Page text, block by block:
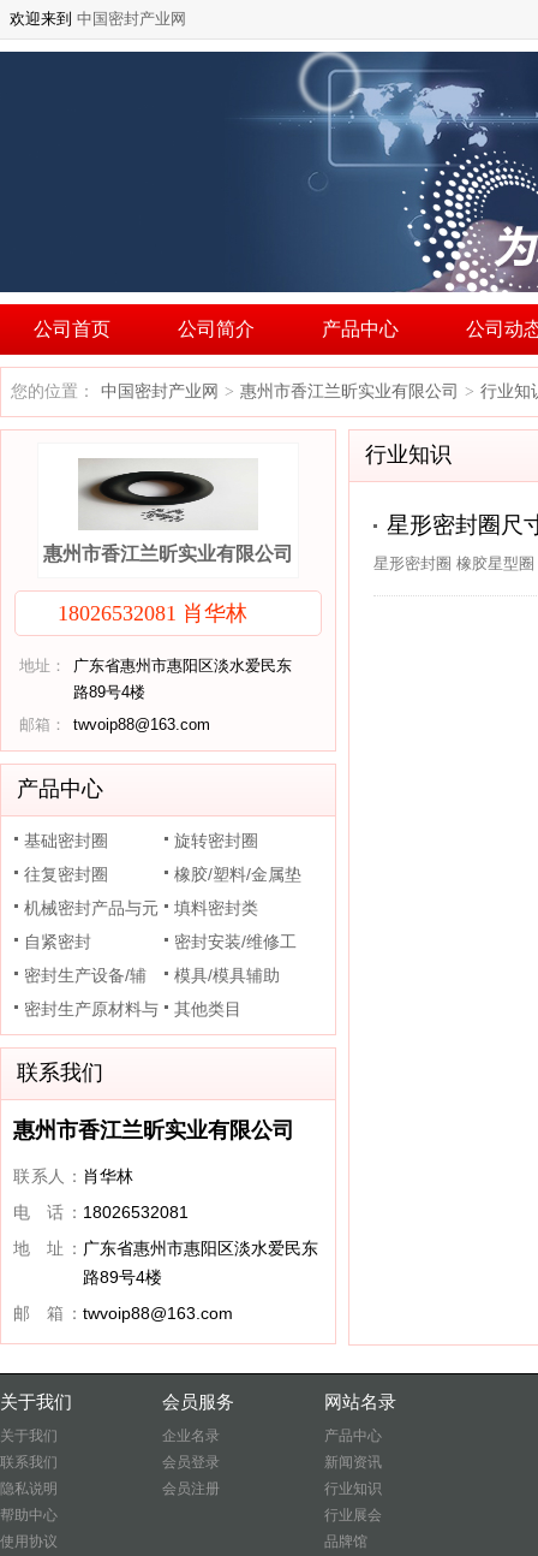
欢迎来到 中国密封产业网
公司首页 公司简介 产品中心 公司动
您的位置： 中国密封产业网 > 惠州市香江兰昕实业有限公司 > 行业知
惠州市香江兰昕实业有限公司
18026532081 肖华林
地址：
广东省惠州市惠阳区淡水爱民东
路89号4楼
邮箱：
twvoip88@163.com
产品中心
基础密封圈
旋转密封圈
往复密封圈
橡胶/塑料/金属垫
片
机械密封产品与元
件
填料密封类
自紧密封
密封安装/维修工
具
密封生产设备/辅
助装置
模具/模具辅助
密封生产原材料与
其他类目
联系我们
惠州市香江兰昕实业有限公司
联系人： 肖华林
电 话： 18026532081
地 址： 广东省惠州市惠阳区淡水爱民东
路89号4楼
邮 箱： twvoip88@163.com
行业知识
星形密封圈尺
星形密封圈 橡胶星型
关于我们
关于我们
联系我们
隐私说明
帮助中心
使用协议
会员服务
企业名录
会员登录
会员注册
网站名录
产品中心
新闻资讯
行业知识
行业展会
品牌馆